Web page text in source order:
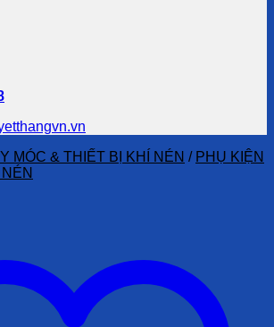
MÓC & THIẾT BỊ KHÍ NÉN / PHỤ KIỆN